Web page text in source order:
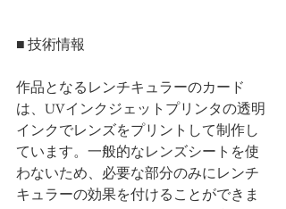
■ 技術情報
作品となるレンチキュラーのカード
は、UVインクジェットプリンタの透明
インクでレンズをプリントして制作し
ています。一般的なレンズシートを使
わないため、必要な部分のみにレンチ
キュラーの効果を付けることができま